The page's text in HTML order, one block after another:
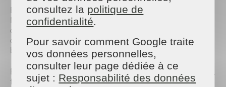
Expert dans l'hygiène et l'entretien du cadre de vie,
MAISON & SERVICES Angers dispose d'un process
complet incluant les protocoles de désinfection, et
depuis toujours la mise en place de gestes
barrières.
En ce qui concerne la désinfection, nos animatrices,
formatrices et encadrantes préconisent à tous les
consultez la politique de
confidentialité.
Pour savoir comment Google traite
vos données personnelles,
consulter leur page dédiée à ce
sujet : Responsabilité des données